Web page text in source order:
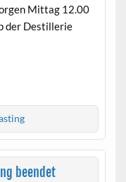
Mittag 12.00
der Destillerie
beendet